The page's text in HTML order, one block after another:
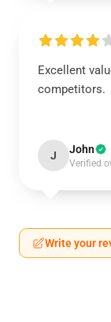
Excellent
competitors.
J John
Verified
Write your